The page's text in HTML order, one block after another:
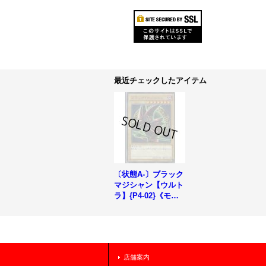
最近チェックしたアイテム
〔状態A-〕ブラック
マジシャン【ウルト
ラ】{P4-02}《モン
店舗案内